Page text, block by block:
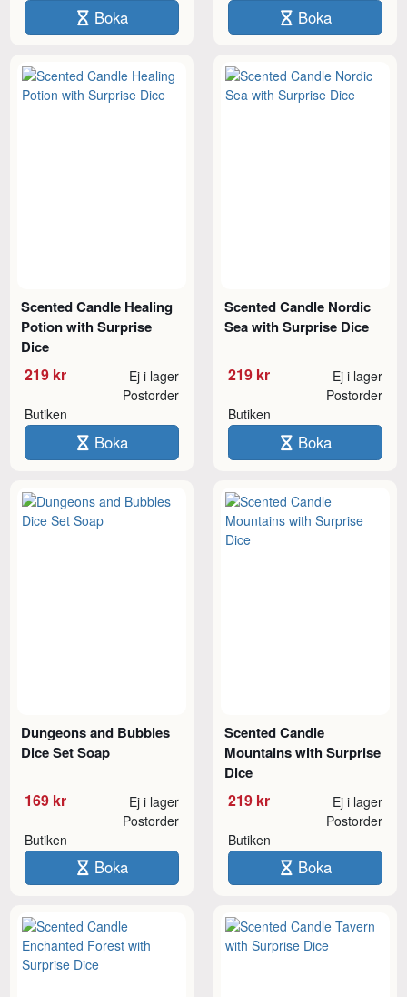
Boka Boka
Scented Candle Healing
Potion with Surprise
Dice
219 kr Ej i lager
Butiken
Postorder
Boka
Scented Candle Nordic
Sea with Surprise Dice
219 kr Ej i lager
Butiken
Postorder
Boka
Dungeons and Bubbles
Dice Set Soap
169 kr Ej i lager
Butiken
Postorder
Boka
Scented Candle
Mountains with Surprise
Dice
219 kr Ej i lager
Butiken
Postorder
Boka